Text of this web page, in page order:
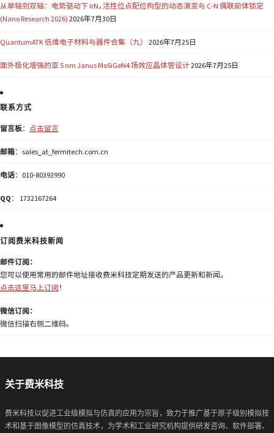
从单轴到双轴：电势驱动下 IrN₄ 活性位点配位构型的动态演变与 C-N 偶联前体锁定
(Nano Research 2026) 2026年7月30日
QuantumATK 低维电子材料与器件合集（九） 2026年7月25日
面外极化增强的亚 5 nm Janus MoSiGeN4 场效应晶体管设计2026年7月25日
联系方式
留言板： 点击留言
邮箱：sales_at_fermitech.com.cn
电话：010-80393990
QQ ： 1732167264
订阅费米科技新闻
邮件订阅：
您可以使用常用的邮件地址接收费米科技定期发送的产品更新和新闻。
点击这里马上订阅 ！
微信订阅：
微信扫描右侧二维码。
关于费米科技
费米科技以促进工业级模拟与仿真的应用为宗旨，致力于推广基于原子级别模拟技
术和基于图像模型的仿真技术，为学术和工业研究机构提供研发咨询、软件部署、